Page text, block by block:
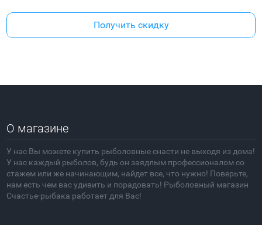
Получить скидку
О магазине
У нас Вы можете купить рыболовные снасти не выходя из дома!
У нас каждый рыболов, будь он заядлым профессионалом со
стажем или же начинающим, найдет все, что нужно! Поверьте,
нам есть чем вас удивить и порадовать! Рыболовный магазин
Счастье-рыбака работает для Вас!